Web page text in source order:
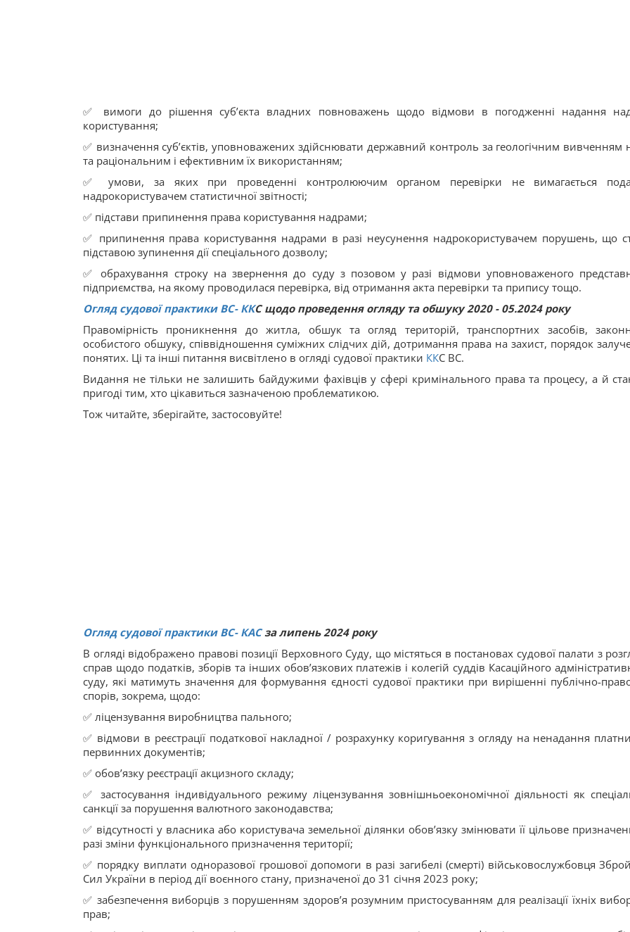
✅ вимоги до рішення суб’єкта владних повноважень щодо відмови в погодженні надання
користування;
✅ визначення суб’єктів, уповноважених здійснювати державний контроль за геологічним вивченням
та раціональним і ефективним їх використанням;
✅ умови, за яких при проведенні контролюючим органом перевірки не вимагається
надрокористувачем статистичної звітності;
✅ підстави припинення права користування надрами;
✅ припинення права користування надрами в разі неусунення надрокористувачем порушень, що
підставою зупинення дії спеціального дозволу;
✅ обрахування строку на звернення до суду з позовом у разі відмови уповноваженого
підприємства, на якому проводилася перевірка, від отримання акта перевірки та припису тощо.
Огляд судової практики ВС- ККС щодо проведення огляду та обшуку 2020 - 05.2024 року
Правомірність проникнення до житла, обшук та огляд територій, транспортних засобів,
особистого обшуку, співвідношення суміжних слідчих дій, дотримання права на захист, порядок
понятих. Ці та інші питання висвітлено в огляді судової практики ККС ВС.
Видання не тільки не залишить байдужими фахівців у сфері кримінального права та процесу, а й
пригоді тим, хто цікавиться зазначеною проблематикою.
Тож читайте, зберігайте, застосовуйте!
Огляд судової практики ВС- КАСза липень 2024 року
В огляді відображено правові позиції Верховного Суду, що містяться в постановах судової палати з
справ щодо податків, зборів та інших обов’язкових платежів і колегій суддів Касаційного
суду, які матимуть значення для формування єдності судової практики при вирішенні публічно-
спорів, зокрема, щодо:
✅ ліцензування виробництва пального;
✅ відмови в реєстрації податкової накладної / розрахунку коригування з огляду на ненадання
первинних документів;
✅ обов’язку реєстрації акцизного складу;
✅ застосування індивідуального режиму ліцензування зовнішньоекономічної діяльності як
санкції за порушення валютного законодавства;
✅ відсутності у власника або користувача земельної ділянки обов’язку змінювати її цільове
разі зміни функціонального призначення території;
✅ порядку виплати одноразової грошової допомоги в разі загибелі (смерті) військовослужбовця
Сил України в період дії воєнного стану, призначеної до 31 січня 2023 року;
✅ забезпечення виборців з порушенням здоров’я розумним пристосуванням для реалізації їхніх
прав;